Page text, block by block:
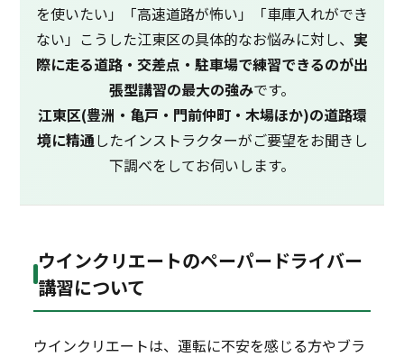
を使いたい」「高速道路が怖い」「車庫入れができ
ない」こうした江東区の具体的なお悩みに対し、 実
際に走る道路・交差点・駐車場で練習できるのが出
張型講習の最大の強みです。
江東区(豊洲・亀戸・門前仲町・木場ほか)の道路環
境に精通したインストラクターがご要望をお聞きし
下調べをしてお伺いします。
ウインクリエートのペーパードライバー
講習について
ウインクリエートは、運転に不安を感じる方やブラ